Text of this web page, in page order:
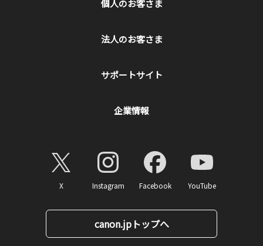
個人のお客さま
法人のお客さま
サポートサイト
企業情報
X Instagram Facebook YouTube
canon.jpトップへ